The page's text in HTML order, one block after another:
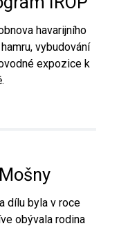
havarijního
vybudování
expozice k
dílu byla v roce
obývala rodina